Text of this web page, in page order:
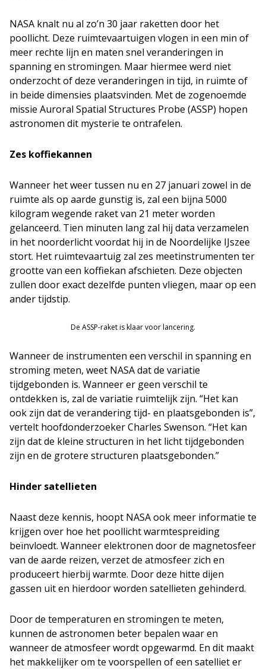
NASA knalt nu al zo’n 30 jaar raketten door het
poollicht. Deze ruimtevaartuigen vlogen in een min of
meer rechte lijn en maten snel veranderingen in
spanning en stromingen. Maar hiermee werd niet
onderzocht of deze veranderingen in tijd, in ruimte of
in beide dimensies plaatsvinden. Met de zogenoemde
missie Auroral Spatial Structures Probe (ASSP) hopen
astronomen dit mysterie te ontrafelen.
Zes koffiekannen
Wanneer het weer tussen nu en 27 januari zowel in de
ruimte als op aarde gunstig is, zal een bijna 5000
kilogram wegende raket van 21 meter worden
gelanceerd. Tien minuten lang zal hij data verzamelen
in het noorderlicht voordat hij in de Noordelijke IJszee
stort. Het ruimtevaartuig zal zes meetinstrumenten ter
grootte van een koffiekan afschieten. Deze objecten
zullen door exact dezelfde punten vliegen, maar op een
ander tijdstip.
De ASSP-raket is klaar voor lancering.
Wanneer de instrumenten een verschil in spanning en
stroming meten, weet NASA dat de variatie
tijdgebonden is. Wanneer er geen verschil te
ontdekken is, zal de variatie ruimtelijk zijn. “Het kan
ook zijn dat de verandering tijd- en plaatsgebonden is”,
vertelt hoofdonderzoeker Charles Swenson. “Het kan
zijn dat de kleine structuren in het licht tijdgebonden
zijn en de grotere structuren plaatsgebonden.”
Hinder satellieten
Naast deze kennis, hoopt NASA ook meer informatie te
krijgen over hoe het poollicht warmtespreiding
beïnvloedt. Wanneer elektronen door de magnetosfeer
van de aarde reizen, verzet de atmosfeer zich en
produceert hierbij warmte. Door deze hitte dijen
gassen uit en hierdoor worden satellieten gehinderd.
Door de temperaturen en stromingen te meten,
kunnen de astronomen beter bepalen waar en
wanneer de atmosfeer wordt opgewarmd. En dit maakt
het makkelijker om te voorspellen of een satelliet er